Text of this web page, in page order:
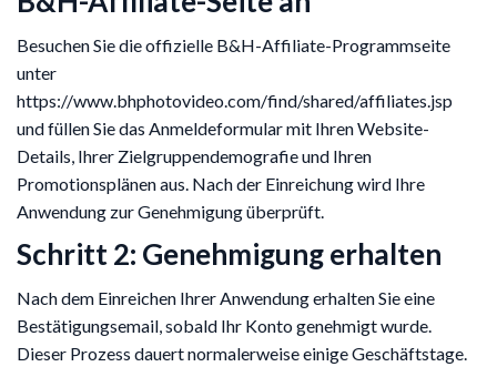
Besuchen Sie die offizielle B&H-Affiliate-Programmseite
unter
https://www.bhphotovideo.com/find/shared/affiliates.jsp
und füllen Sie das Anmeldeformular mit Ihren Website-
Details, Ihrer Zielgruppendemografie und Ihren
Promotionsplänen aus. Nach der Einreichung wird Ihre
Anwendung zur Genehmigung überprüft.
Schritt 2: Genehmigung erhalten
Nach dem Einreichen Ihrer Anwendung erhalten Sie eine
Bestätigungsemail, sobald Ihr Konto genehmigt wurde.
Dieser Prozess dauert normalerweise einige Geschäftstage.